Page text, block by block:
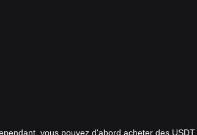
vous pouvez d'abord acheter des USDT